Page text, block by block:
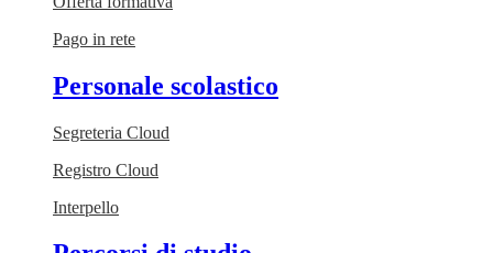
Pago in rete
Personale scolastico
Segreteria Cloud
Registro Cloud
Interpello